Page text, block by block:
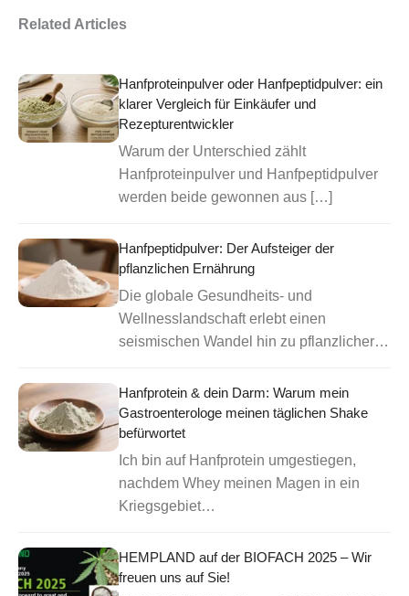
Related Articles
Hanfproteinpulver oder Hanfpeptidpulver: ein
klarer Vergleich für Einkäufer und
Rezepturentwickler
Warum der Unterschied zählt
Hanfproteinpulver und Hanfpeptidpulver
werden beide gewonnen aus […]
Hanfpeptidpulver: Der Aufsteiger der
pflanzlichen Ernährung
Die globale Gesundheits- und
Wellnesslandschaft erlebt einen
seismischen Wandel hin zu pflanzlicher…
Hanfprotein & dein Darm: Warum mein
Gastroenterologe meinen täglichen Shake
befürwortet
Ich bin auf Hanfprotein umgestiegen,
nachdem Whey meinen Magen in ein
Kriegsgebiet…
HEMPLAND auf der BIOFACH 2025 – Wir
freuen uns auf Sie!